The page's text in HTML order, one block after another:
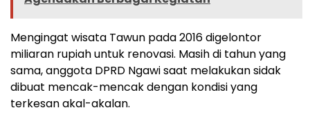
Mengingat wisata Tawun pada 2016 digelontor
miliaran rupiah untuk renovasi. Masih di tahun yang
sama, anggota DPRD Ngawi saat melakukan sidak
dibuat mencak-mencak dengan kondisi yang
terkesan akal-akalan.